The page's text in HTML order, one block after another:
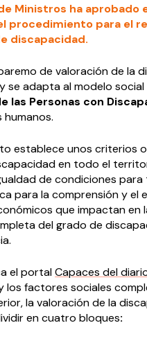
Ministros ha aprobado
procedimiento para el
discapacidad.
de valoración de la
se adapta al modelo social
las Personas con
establece unos criterios
en todo el
de condiciones
para la comprensión y el
que impactan en
del grado de
el portalCapaces del
los factores sociales
la valoración de la
en cuatro bloques: